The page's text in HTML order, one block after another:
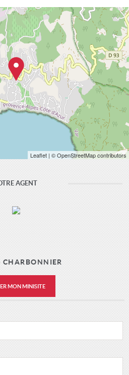
Leaflet | © OpenStreetMap contributors
AGENT
MON MINISITE